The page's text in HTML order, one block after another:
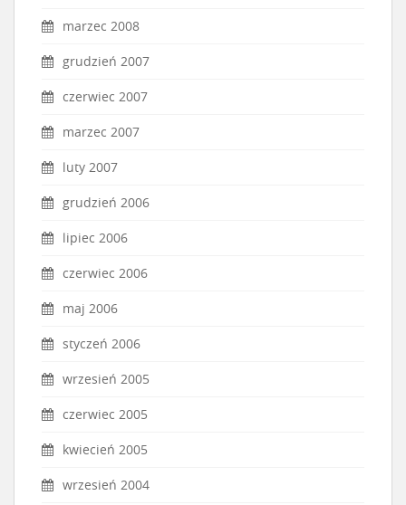
marzec 2008
grudzień 2007
czerwiec 2007
marzec 2007
luty 2007
grudzień 2006
lipiec 2006
czerwiec 2006
maj 2006
styczeń 2006
wrzesień 2005
czerwiec 2005
kwiecień 2005
wrzesień 2004